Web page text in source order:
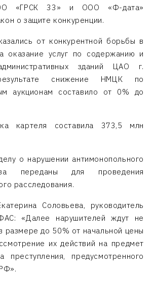
«ГРСК 33» и ООО «Ф-дата»
о защите конкуренции.
от конкурентной борьбы в
оказание услуг по содержанию и
зданий ЦАО г.
снижение НМЦК по
аукционам составило от 0% до
картеля составила 373,5 млн
о нарушении антимонопольного
переданы для проведения
расследования.
Соловьева, руководитель
«Далее нарушителей ждут не
размере до 50% от начальной цены
их действий на предмет
преступления, предусмотренного